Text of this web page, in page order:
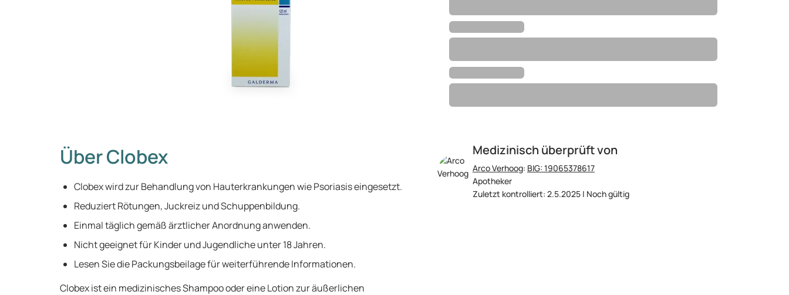
Medizinisch überprüft von
Arco Verhoog: BIG: 19065378617
Apotheker
Zuletzt kontrolliert: 2.5.2025 | Noch gültig
Über Clobex
Clobex wird zur Behandlung von Hauterkrankungen wie Psoriasis eingesetzt.
Reduziert Rötungen, Juckreiz und Schuppenbildung.
Einmal täglich gemäß ärztlicher Anordnung anwenden.
Nicht geeignet für Kinder und Jugendliche unter 18 Jahren.
Lesen Sie die Packungsbeilage für weiterführende Informationen.
Clobex ist ein medizinisches Shampoo oder eine Lotion zur äußerlichen